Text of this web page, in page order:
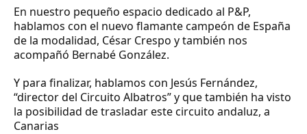
En nuestro pequeño espacio dedicado al P&P,
hablamos con el nuevo flamante campeón de España
de la modalidad, César Crespo y también nos
acompañó Bernabé González.
Y para finalizar, hablamos con Jesús Fernández,
“director del Circuito Albatros” y que también ha visto
la posibilidad de trasladar este circuito andaluz, a
Canarias